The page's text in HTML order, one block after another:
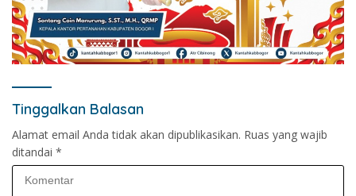
Tinggalkan Balasan
Alamat email Anda tidak akan dipublikasikan. Ruas yang wajib
ditandai *